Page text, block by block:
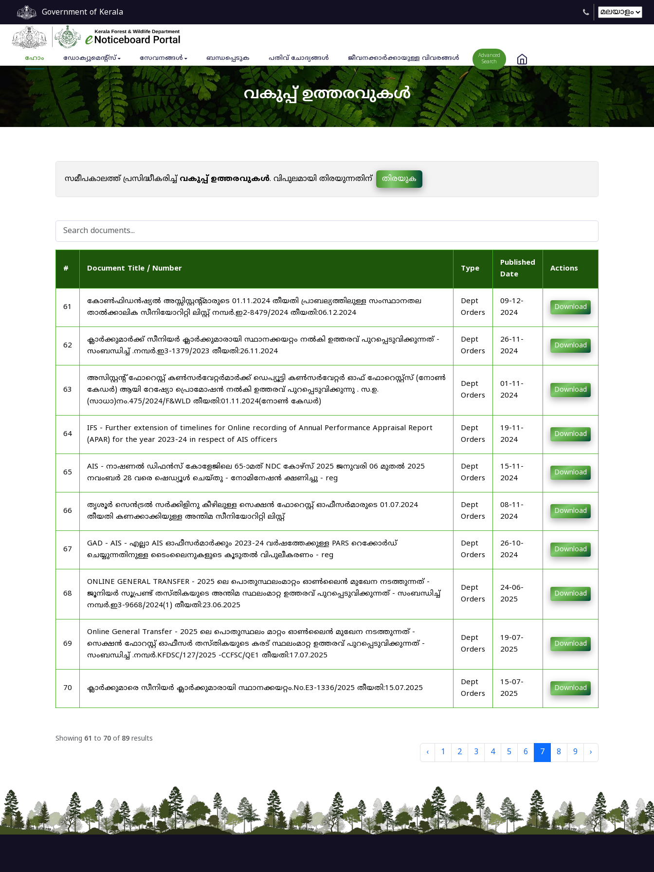
Government of Kerala
ഹോം ഡോക്യുമെൻ്റ്സ് സേവനങ്ങൾ ബന്ധപ്പെടുക പതിവ് ചോദ്യങ്ങൾ ജീവനക്കാര്‍ക്കായുള്ള വിവരങ്ങള്‍
Advanced
Search
വകുപ്പ് ഉത്തരവുകൾ
സമീപകാലത്ത് പ്രസിദ്ധീകരിച്ച്വകുപ്പ് ഉത്തരവുകൾ. വിപുലമായി തിരയുന്നതിന് തിരയുക
# Document Title / Number Type
Published
Date
Actions
61
കോൺഫിഡൻഷ്യൽ അസ്സിസ്റ്റന്റ്മാരുടെ 01.11.2024 തീയതി പ്രാബല്യത്തിലുള്ള സംസ്ഥാനതല
താൽക്കാലിക സീനിയോറിറ്റി ലിസ്റ്റ് നമ്പർ.ഇ2-8479/2024 തീയതി:06.12.2024
Dept
Orders
09-12-
2024
Download
62
ക്ലാർക്കുമാർക്ക് സീനിയർ ക്ലാർക്കുമാരായി സ്ഥാനക്കയറ്റം നൽകി ഉത്തരവ് പുറപ്പെടുവിക്കുന്നത് -
സംബന്ധിച്ച് .നമ്പർ.ഇ3-1379/2023 തീയതി:26.11.2024
Dept
Orders
26-11-
2024
Download
63
അസിസ്റ്റന്റ് ഫോറെസ്റ്റ് കൺസർവേറ്റർമാർക്ക് ഡെപ്യൂട്ടി കൺസർവേറ്റർ ഓഫ് ഫോറെസ്റ്റ്സ് (നോൺ
കേഡർ) ആയി റേഷ്യോ പ്രൊമോഷൻ നൽകി ഉത്തരവ് പുറപ്പെടുവിക്കുന്നു . സ.ഉ.
(സാധാ)നം.475/2024/F&WLD തീയതി:01.11.2024(നോൺ കേഡർ)
Dept
Orders
01-11-
2024
Download
64
IFS - Further extension of timelines for Online recording of Annual Performance Appraisal Report
(APAR) for the year 2023-24 in respect of AIS officers
Dept
Orders
19-11-
2024
Download
65
AIS - നാഷണൽ ഡിഫൻസ് കോളേജിലെ 65-ാമത് NDC കോഴ്‌സ് 2025 ജനുവരി 06 മുതൽ 2025
നവംബർ 28 വരെ ഷെഡ്യൂൾ ചെയ്‌തു - നോമിനേഷൻ ക്ഷണിച്ചു - reg
Dept
Orders
15-11-
2024
Download
66
തൃശൂർ സെൻട്രൽ സർക്കിളിനു കീഴിലുള്ള സെക്ഷൻ ഫോറെസ്റ്റ് ഓഫീസർമാരുടെ 01.07.2024
തീയതി കണക്കാക്കിയുള്ള അന്തിമ സീനിയോറിറ്റി ലിസ്റ്റ്
Dept
Orders
08-11-
2024
Download
67
GAD - AIS - എല്ലാ AIS ഓഫീസർമാർക്കും 2023-24 വർഷത്തേക്കുള്ള PARS റെക്കോർഡ്
ചെയ്യുന്നതിനുള്ള ടൈംലൈനുകളുടെ കൂടുതൽ വിപുലീകരണം - reg
Dept
Orders
26-10-
2024
Download
68
ONLINE GENERAL TRANSFER - 2025 ലെ പൊതുസ്ഥലംമാറ്റം ഓൺലൈൻ മുഖേന നടത്തുന്നത് -
ജൂനിയർ സൂപ്രണ്ട് തസ്തികയുടെ അന്തിമ സ്ഥലംമാറ്റ ഉത്തരവ് പുറപ്പെടുവിക്കുന്നത് - സംബന്ധിച്ച്
നമ്പർ.ഇ3-9668/2024(1) തീയതി:23.06.2025
Dept
Orders
24-06-
2025
Download
69
Online General Transfer - 2025 ലെ പൊതുസ്ഥലം മാറ്റം ഓൺലൈൻ മുഖേന നടത്തുന്നത് -
സെക്ഷൻ ഫോറസ്റ്റ് ഓഫീസർ തസ്തികയുടെ കരട് സ്ഥലംമാറ്റ ഉത്തരവ് പുറപ്പെടുവിക്കുന്നത് -
സംബന്ധിച്ച് .നമ്പർ.KFDSC/127/2025 -CCFSC/QE1 തീയതി:17.07.2025
Dept
Orders
19-07-
2025
Download
70 ക്ലാർക്കുമാരെ സീനിയർ ക്ലാർക്കുമാരായി സ്ഥാനക്കയറ്റം.No.E3-1336/2025 തീയതി:15.07.2025
Dept
Orders
15-07-
2025
Download
Showing 61 to 70 of 89 results
‹ 1 2 3 4 5 6 7 8 9 ›